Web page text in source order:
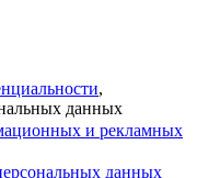
,
данных
и рекламных
данных